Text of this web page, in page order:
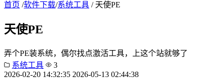
首页 /软件下载/系统工具 / 天使PE
天使PE
弄个PE装系统，偶尔找点激活工具，上这个站就够了
系统工具
3
2026-02-20 14:32:35 2026-05-13 02:44:38